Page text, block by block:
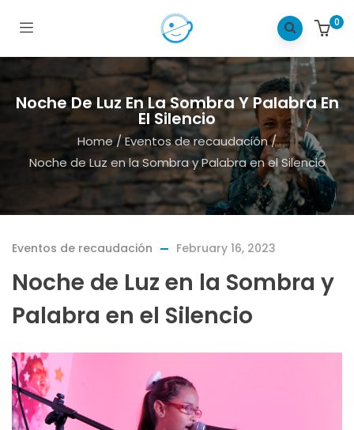
0
Noche De Luz En La Sombra Y Palabra En
El Silencio
Home/Eventos de recaudación/
Noche de Luz en la Sombra y Palabra en el Silencio
Eventos de recaudación February 16, 2023
Noche de Luz en la Sombra y
Palabra en el Silencio